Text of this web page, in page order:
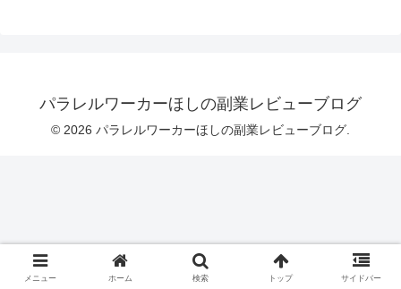
パラレルワーカーほしの副業レビューブログ
© 2026 パラレルワーカーほしの副業レビューブログ.
メニュー ホーム 検索 トップ サイドバー